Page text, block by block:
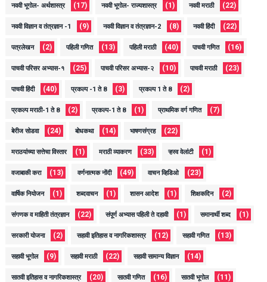
नववी भूगोल- अर्थशास्त्र (17) नववी भूगोल- राज्यशास्त्र (1) नववी मराठी (22)
नववी विज्ञान व तंत्रज्ञान -1 (9) नववी विज्ञान व तंत्रज्ञान-2 (8) नववी हिंदी (22)
पत्रलेखन (2) पहिली गणित (13) पहिली मराठी (40) पाचवी गणित (16)
पाचवी परिसर अभ्यास-१ (25) पाचवी परिसर अभ्यास-२ (10) पाचवी मराठी (23)
पाचवी हिंदी (40) प्रकल्प -1 ते 8 (3) प्रकल्प 1 ते 8 (2)
प्रकल्प मराठी-1 ते 8 (2) प्रकल्प-1 ते 8 (1) प्राथमिक वर्ग गणित (7)
बेरीज सोडवा (24) बोधकथा (14) भाषणसंग्रह (22)
मराठयांच्या सत्तेचा विस्तार (1) मराठी व्याकरण (33) ऱ्हस्व वेलांटी (1)
वजाबाकी करा (13) वर्णनात्मक नोंदी (49) वाचन व्हिडिओ (23)
वार्षिक नियोजन (1) शब्दवाचन (1) शासन आदेश (1) शिक्षकदिन (2)
संगणक व माहिती तंत्रज्ञान (22) संपूर्ण अभ्यास पहिली ते दहावी (1) समानार्थी शब्द (1)
सरकारी योजना (2) सहावी इतिहास व नागरिकशास्त्र (12) सहावी गणित (13)
सहावी भूगोल (9) सहावी मराठी (22) सहावी सामान्य विज्ञान (14)
सातवी इतिहास व नागरिकशास्त्र (20) सातवी गणित (16) सातवी भूगोल (11)